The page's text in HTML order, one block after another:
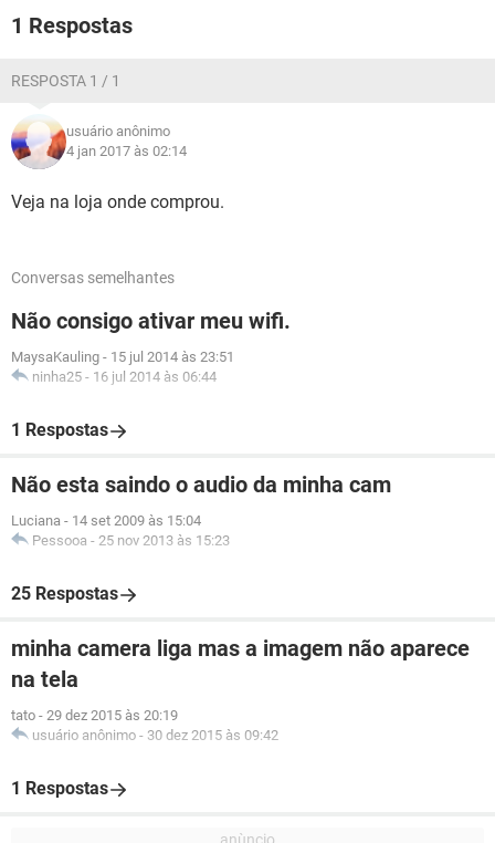
1 Respostas
RESPOSTA 1 / 1
usuário anônimo
4 jan 2017 às 02:14
Veja na loja onde comprou.
Conversas semelhantes
Não consigo ativar meu wifi.
MaysaKauling - 15 jul 2014 às 23:51
ninha25 - 16 jul 2014 às 06:44
1 Respostas
Não esta saindo o audio da minha cam
Luciana - 14 set 2009 às 15:04
Pessooa - 25 nov 2013 às 15:23
25 Respostas
minha camera liga mas a imagem não aparece
na tela
tato - 29 dez 2015 às 20:19
usuário anônimo - 30 dez 2015 às 09:42
1 Respostas